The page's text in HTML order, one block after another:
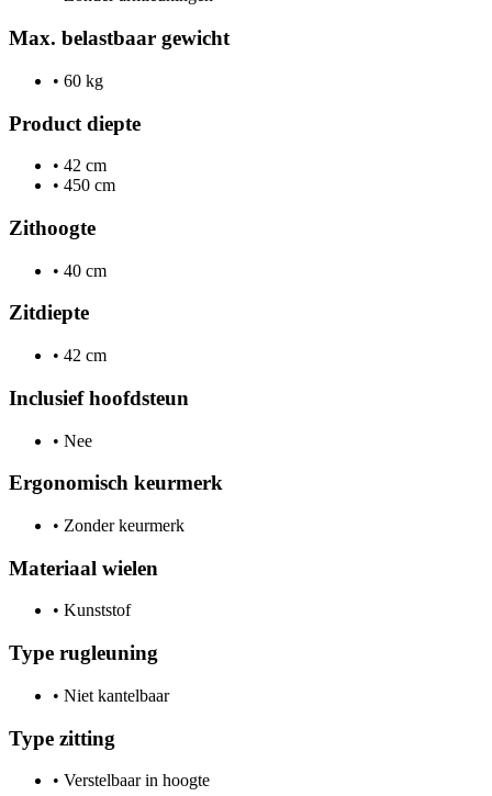
Max. belastbaar gewicht
• 60 kg
Product diepte
• 42 cm
• 450 cm
Zithoogte
• 40 cm
Zitdiepte
• 42 cm
Inclusief hoofdsteun
• Nee
Ergonomisch keurmerk
• Zonder keurmerk
Materiaal wielen
• Kunststof
Type rugleuning
• Niet kantelbaar
Type zitting
• Verstelbaar in hoogte